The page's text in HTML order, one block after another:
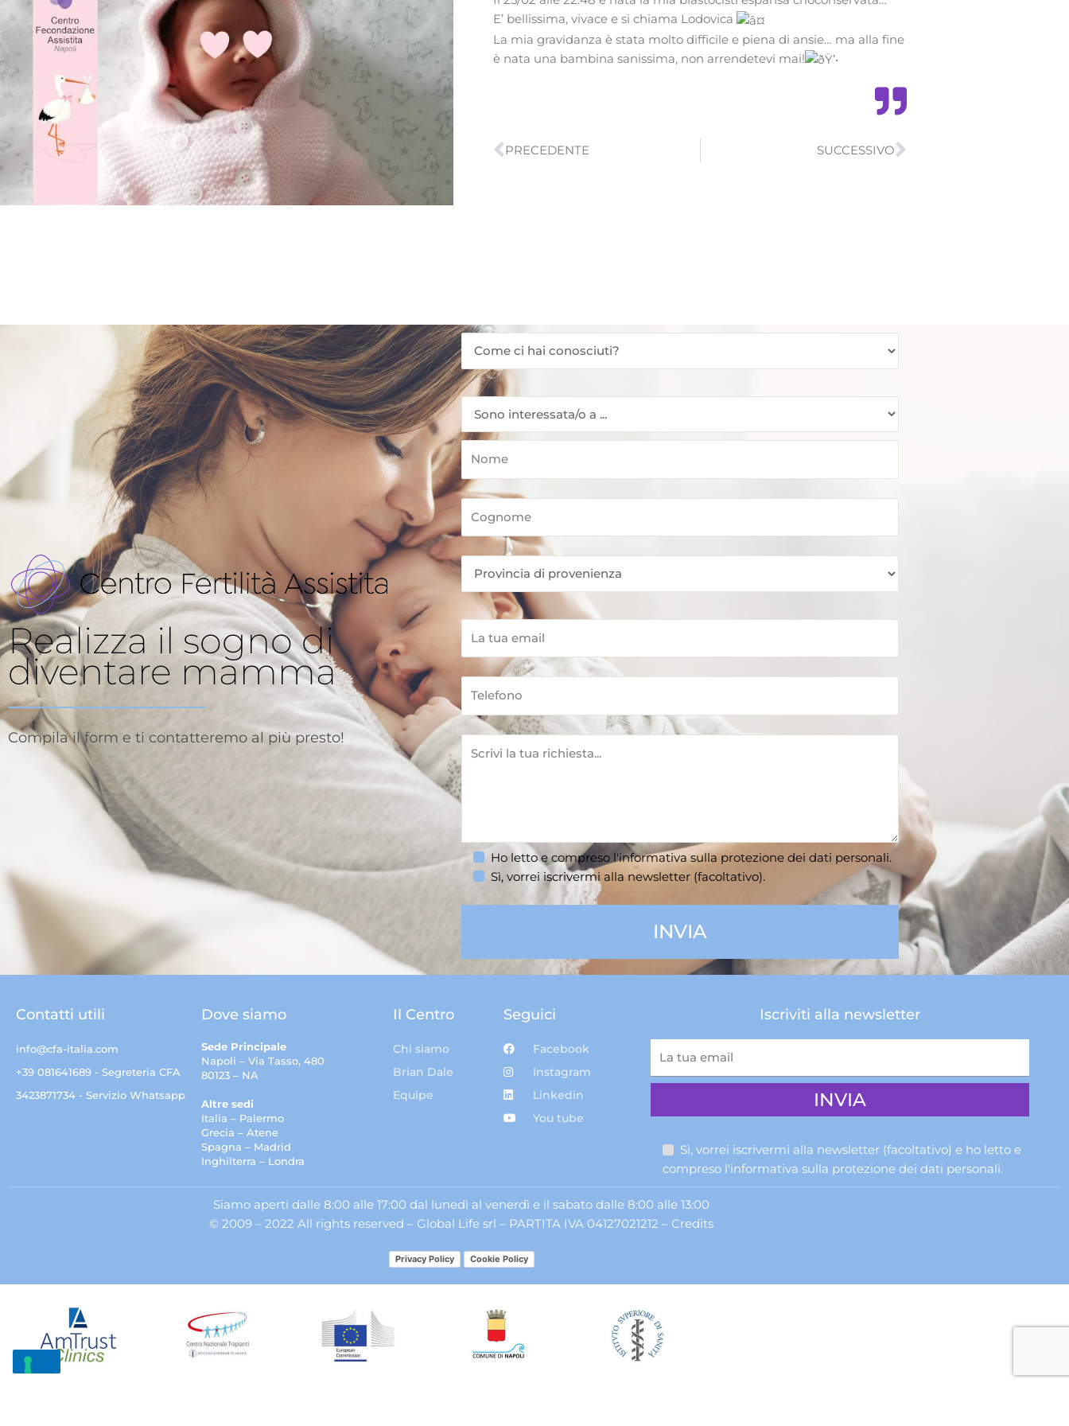
E’ bellissima, vivace e si chiama Lodovica
La mia gravidanza è stata molto difficile e piena di ansie… ma alla fine
è nata una bambina sanissima, non arrendetevi mai!
Precedente
PRECEDENTE SUCCESSIVOSuccessivo
Realizza il sogno di
diventare mamma
Compila il form e ti contatteremo al più presto!
Ho letto e compreso l'informativa sulla protezione dei dati personali.
Sì, vorrei iscrivermi alla newsletter (facoltativo).
Contatti utili
info@cfa-italia.com
+39 081641689 - Segreteria CFA
3423871734 - Servizio Whatsapp
Dove siamo
Sede Principale
Napoli – Via Tasso, 480
80123 – NA
Altre sedi
Italia – Palermo
Grecia – Atene
Spagna – Madrid
Inghilterra – Londra
Il Centro
Chi siamo
Brian Dale
Equipe
Seguici
Facebook
Instagram
Linkedin
You tube
Iscriviti alla newsletter
Sì, vorrei iscrivermi alla newsletter (facoltativo) e ho letto e
compreso l'informativa sulla protezione dei dati personali.
Siamo aperti dalle 8:00 alle 17:00 dal lunedì al venerdì e il sabato dalle 8:00 alle 13:00
© 2009 – 2022 All rights reserved – Global Life srl – PARTITA IVA 04127021212 – Credits
Privacy Policy Cookie Policy